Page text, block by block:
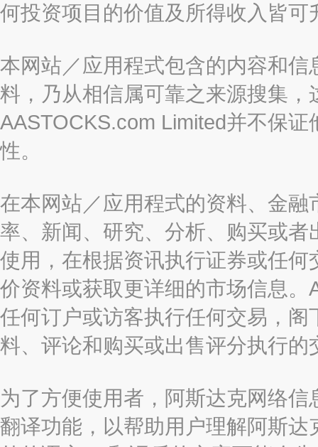
何投资项目的价值及所得收入皆可
本网站／应用程式包含的内容和
料，乃从相信属可靠之来源搜集
AASTOCKS.com Limited并不保
性。
在本网站／应用程式的资料、金
率、新闻、研究、分析、购买或
使用，在根据资讯执行证券或任
价资料或获取更详细的市场信息
任何订户或访客执行任何交易，
料、评论和购买或出售评分执行的
为了方便使用者，阿斯达克网络
翻译功能，以帮助用户理解阿斯